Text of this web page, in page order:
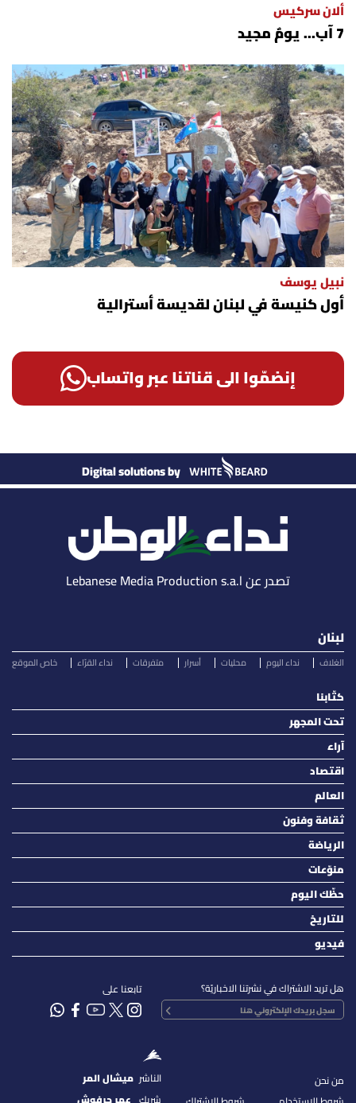
ألان سركيس
7 آب... يومٌ مجيد
نبيل يوسف
أول كنيسة في لبنان لقديسة أسترالية
إنضمّوا الى قناتنا عبر واتساب
Digital solutions by
تصدر عن Lebanese Media Production s.a.l
لبنان
الغلاف نداء اليوم محليات أسرار متفرقات نداء القرّاء خاص الموقع
كتّابنا
تحت المجهر
آراء
اقتصاد
العالم
ثقافة وفنون
الرياضة
منوّعات
حظّك اليوم
للتاريخ
فيديو
هل تريد الاشتراك في نشرتنا الاخباريّة؟ تابعنا على
من نحن
الناشر ميشال المر
شريك عمر حرفوش